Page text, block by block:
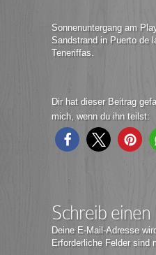
Sonnenuntergang am
Sandstrand in Puerto de
Teneriffas.
Dir hat dieser Beitrag
mich, wenn du ihn teilst:
Schreib
Deine E-Mail-Adresse
Erforderliche Felder sind